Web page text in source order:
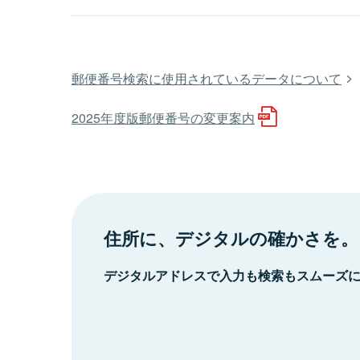
郵便番号検索に使用されているデータについて
2025年度版郵便番号の変更案内
住所に、デジタルの確かさを。
デジタルアドレスで入力も検索もスムーズ